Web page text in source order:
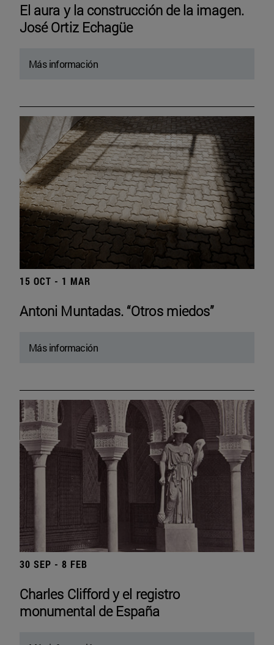
El aura y la construcción de la imagen.
José Ortiz Echagüe
Más información
15 OCT - 1 MAR
Antoni Muntadas. “Otros miedos”
Más información
30 SEP - 8 FEB
Charles Clifford y el registro
monumental de España